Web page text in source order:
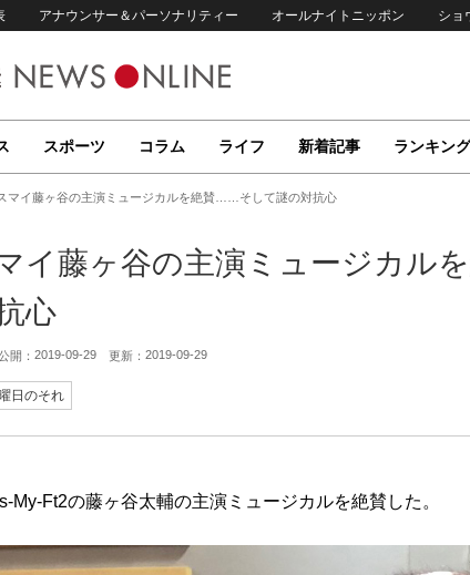
アナウンサー＆パーソナリティー オールナイトニッポン ショ
スポーツ コラム ライフ 新着記事 ランキング
マイ藤ヶ谷の主演ミュージカルを絶賛……そして謎の対抗心
イ藤ヶ谷の主演ミュージカル
心
開： 2019-09-29 更新： 2019-09-29
日のそれ
My-Ft2の藤ヶ谷太輔の主演ミュージカルを絶賛した。